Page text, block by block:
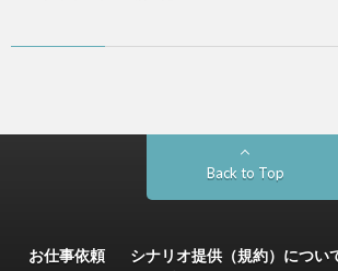
Back to Top
お仕事依頼 シナリオ提供（規約）につい